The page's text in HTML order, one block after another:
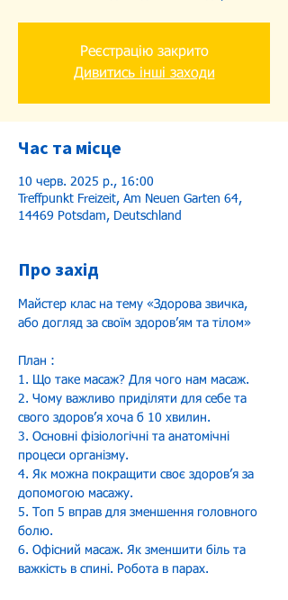
Реєстрацію закрито
Дивитись інші заходи
Час та місце
10 черв. 2025 р., 16:00
Treffpunkt Freizeit, Am Neuen Garten 64,
14469 Potsdam, Deutschland
Про захід
Майстер клас на тему «Здорова звичка,
або догляд за своїм здоровʼям та тілом»
План :
1. Що таке масаж? Для чого нам масаж.
2. Чому важливо приділяти для себе та
свого здоровʼя хоча б 10 хвилин.
3. Основні фізіологічні та анатомічні
процеси організму.
4. Як можна покращити своє здоровʼя за
допомогою масажу.
5. Топ 5 вправ для зменшення головного
болю.
6. Офісний масаж. Як зменшити біль та
важкість в спині. Робота в парах.